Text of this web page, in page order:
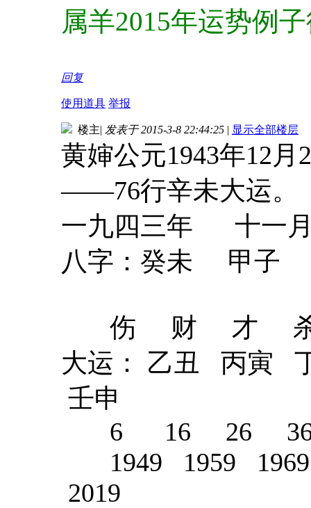
属羊2015年运势例
回复
使用道具 举报
楼主| 发表于 2015-3-8 22:44:25 | 显示全部楼层
黄婶公元1943年12月
——76行辛未大运。
一九四三年 十一
八字：癸未 甲
伤 财 才
大运： 乙丑 丙寅
壬申
6 16 26 36
1949 1959 1969
2019